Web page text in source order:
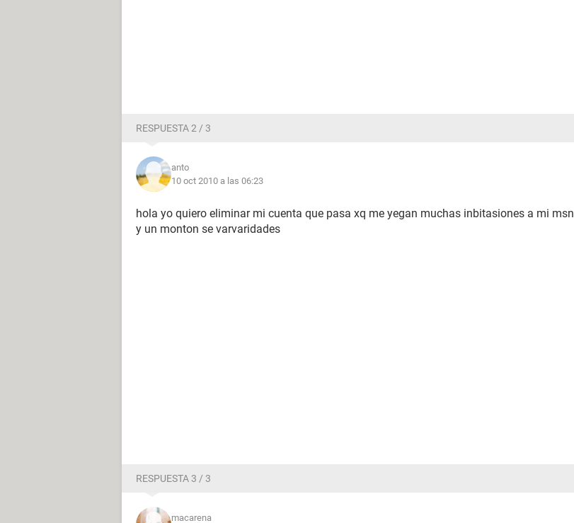
RESPUESTA 2 / 3
anto
10 oct 2010 a las 06:23
hola yo quiero eliminar mi cuenta que pasa xq me yegan muchas inbitasiones a mi msn
y un monton se varvaridades
RESPUESTA 3 / 3
macarena